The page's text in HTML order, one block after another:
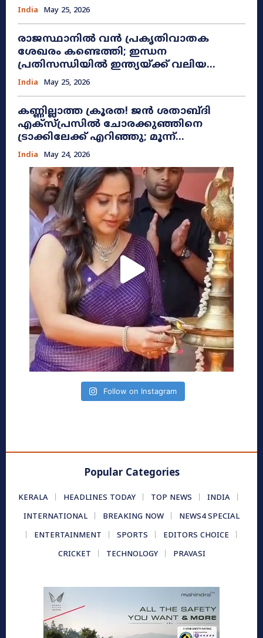
India May 25, 2026
രാജസ്ഥാനിൽ വൻ പ്രകൃതിവാതക
ശേഖരം കണ്ടെത്തി; ഇന്ധന
പ്രതിസന്ധിയിൽ ഇന്ത്യയ്ക്ക് വലിയ...
India May 25, 2026
കണ്ണില്ലാത്ത ക്രൂരത! ജൻ ശതാബ്ദി
എക്സ്പ്രസിൽ ചോരക്കുഞ്ഞിനെ
ട്രാക്കിലേക്ക് എറിഞ്ഞു; മൂന്ന്...
India May 24, 2026
Follow on Instagram
Popular Categories
KERALA HEADLINES TODAY TOP NEWS
INDIA
INTERNATIONAL
BREAKING NOW
NEWS4 SPECIAL
ENTERTAINMENT
SPORTS
EDITORS CHOICE
CRICKET
TECHNOLOGY PRAVASI